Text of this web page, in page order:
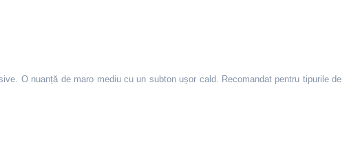
O nuanță de maro mediu cu un subton ușor cald. Recomandat pentru tipurile de